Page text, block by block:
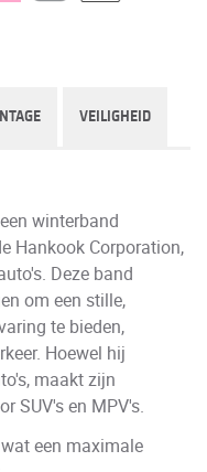
VEILIGHEID
winterband
Hankook Corporation,
Deze band
om een stille,
te bieden,
Hoewel hij
maakt zijn
SUV's en MPV's.
een maximale